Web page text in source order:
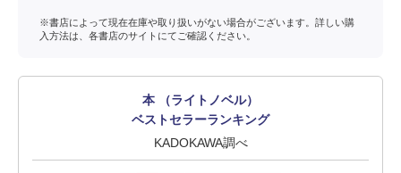
※書店によって現在在庫や取り扱いがない場合がございます。詳しい購
入方法は、各書店のサイトにてご確認ください。
本 （ライトノベル）
ベストセラーランキング
KADOKAWA調べ